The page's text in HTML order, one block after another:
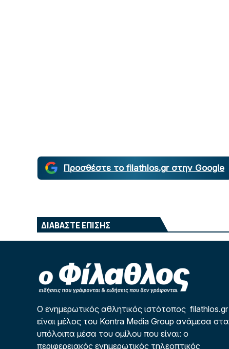
Προσθέστε το filathlos.gr στην Google
ΔΙΑΒΑΣΤΕ ΕΠΙΣΗΣ
Ο ενημερωτικός αθλητικός ιστότοπος filathlos.gr
είναι μέλος του Kontra Media Group ανάμεσα στα
υπόλοιπα μέσα του ομίλου που είναι: ο
περιφερειακός ενημερωτικός τηλεοπτικός